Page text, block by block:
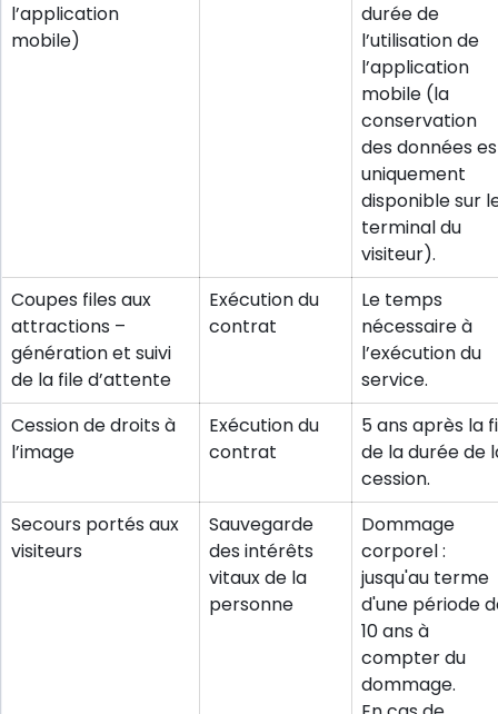
l’application
mobile)
durée de
l’utilisation de
l’application
mobile (la
conservation
des données
uniquement
disponible sur
terminal du
visiteur).
Coupes files aux
attractions –
génération et suivi
de la file d’attente
Exécution du
contrat
Le temps
nécessaire à
l’exécution du
service.
Cession de droits à
l’image
Exécution du
contrat
5 ans après la
de la durée de
cession.
Secours portés aux
visiteurs
Sauvegarde
des intérêts
vitaux de la
personne
Dommage
corporel :
jusqu'au terme
d'une période
10 ans à
compter du
dommage.